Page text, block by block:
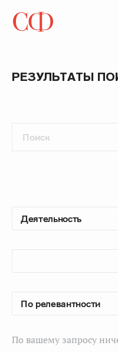
РЕЗУЛЬТАТЫ
По вашему запросу